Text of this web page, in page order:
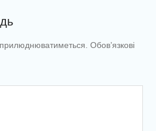
Обов’язкові